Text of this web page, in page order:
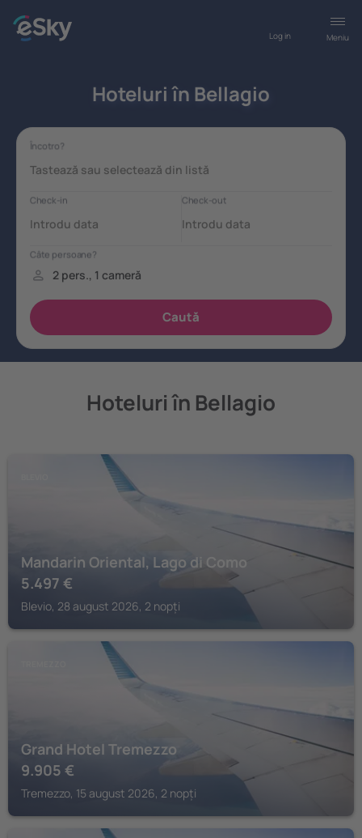
Meniu
Log in
Hoteluri în Bellagio
Hoteluri în Bellagio
Mandarin Oriental, Lago di Como
5.497 €
Blevio, 28 august 2026, 2 nopți
Grand Hotel Tremezzo
9.905 €
Tremezzo, 15 august 2026, 2 nopți